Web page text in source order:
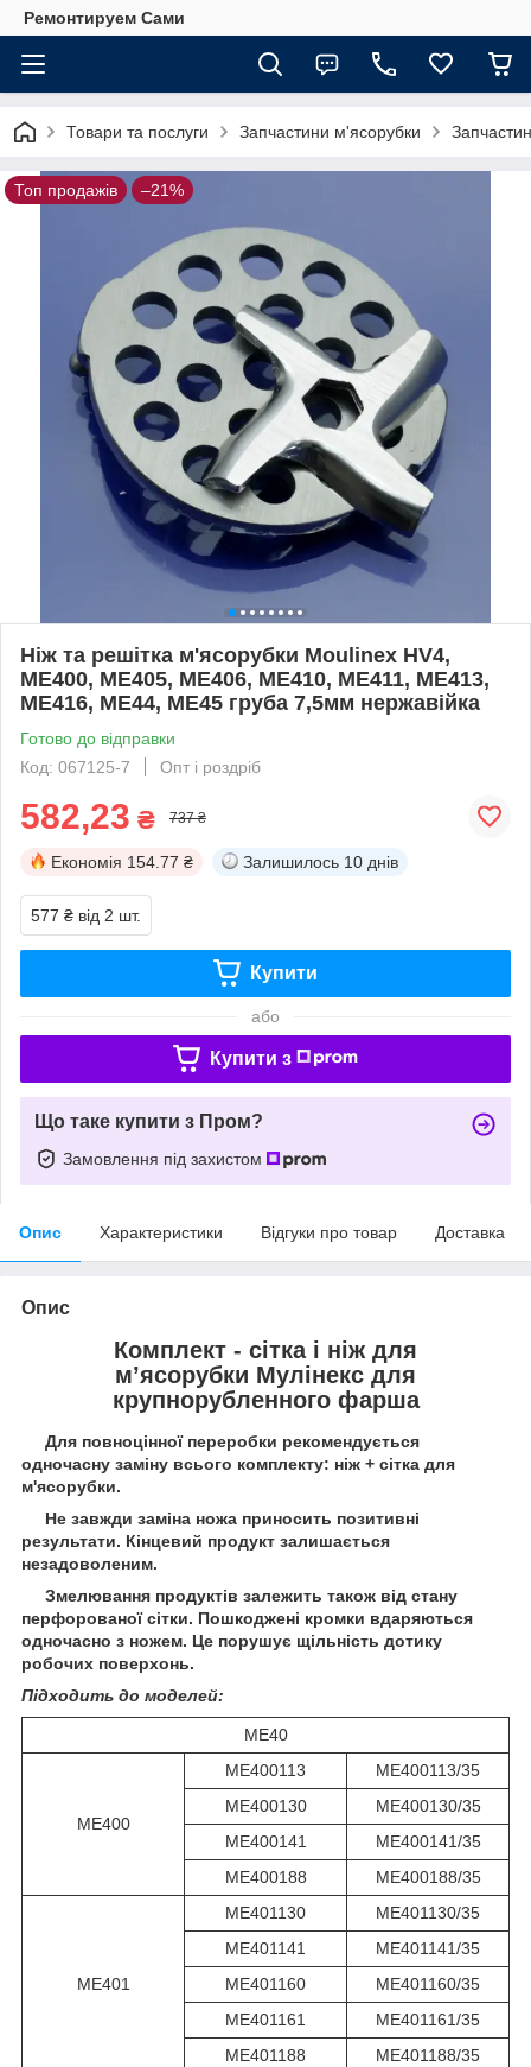
Ремонтируем Сами
Товари та послуги Запчастини м'ясорубки
Топ продажів –21%
Ніж та решітка м'ясорубки Moulinex HV4,
ME400, ME405, ME406, ME410, ME411, ME413,
ME416, ME44, ME45 груба 7,5мм нержавійка
Готово до відправки
Код: 067125-7
Опт і роздріб
582,23 ₴ 737 ₴
Економія 154.77 ₴ Залишилось 10 днів
577 ₴ від 2 шт.
Купити
або
Купити з
Що таке купити з Пром?
Замовлення під захистом
Опис Характеристики Відгуки про товар Доставка
Опис
Комплект - сітка і ніж для
м’ясорубки Мулінекс для
крупнорубленного фарша
Для повноцінної переробки рекомендується
одночасну заміну всього комплекту: ніж + сітка для
м'ясорубки.
Не завжди заміна ножа приносить позитивні
результати. Кінцевий продукт залишається
незадоволеним.
Змелювання продуктів залежить також від стану
перфорованої сітки. Пошкоджені кромки вдаряються
одночасно з ножем. Це порушує щільність дотику
робочих поверхонь.
Підходить до моделей:
ME40
ME400
ME400113
ME400113/35
ME400130
ME400130/35
ME400141
ME400141/35
ME400188
ME400188/35
ME401
ME401130
ME401130/35
ME401141
ME401141/35
ME401160
ME401160/35
ME401161
ME401161/35
ME401188
ME401188/35